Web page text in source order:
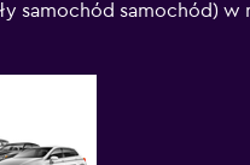
samochód samochód) w